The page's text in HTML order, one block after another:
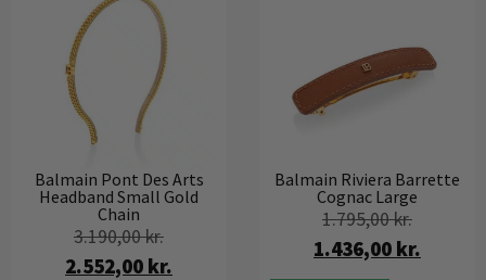
Balmain Pont Des Arts
Headband Small Gold
Chain
3.190,00kr.
2.552,00 kr.
Balmain Riviera Barrette
Cognac Large
1.795,00kr.
1.436,00 kr.